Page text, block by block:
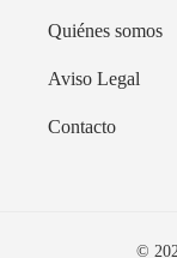
Quiénes somos
Aviso Legal
Contacto
©